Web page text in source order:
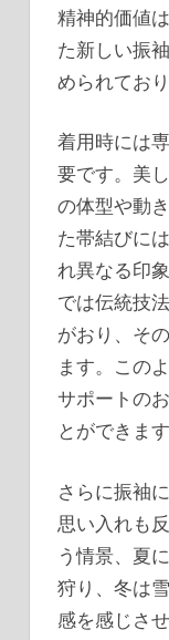
精神的価値
た新しい振
められてお
着用時には
要です。美
の体型や動
た帯結びに
れ異なる印
では伝統技
がおり、そ
ます。この
サポートの
とができます
さらに振袖
思い入れも
う情景、夏
狩り、冬は
感を感じさ